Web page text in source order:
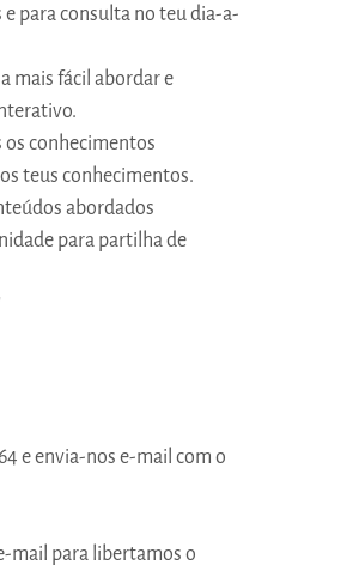
para consulta no teu dia-a-
mais fácil abordar e
conhecimentos
teus conhecimentos.
abordados
para partilha de
e envia-nos e-mail com o
mail para libertamos o